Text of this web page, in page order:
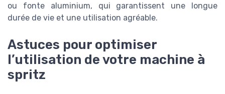
ou fonte aluminium, qui garantissent une longue
durée de vie et une utilisation agréable.
Astuces pour optimiser
l’utilisation de votre machine à
spritz